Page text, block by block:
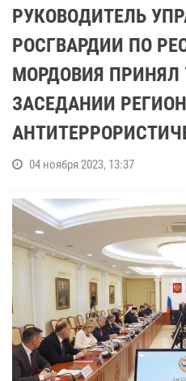
РУКОВОДИТЕЛЬ
РОСГВАРДИИ ПО
МОРДОВИЯ ПРИНЯЛ
ЗАСЕДАНИИ
04 ноября 2023, 13:37